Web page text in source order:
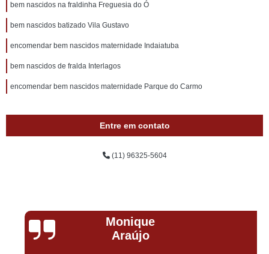
bem nascidos na fraldinha Freguesia do Ó
bem nascidos batizado Vila Gustavo
encomendar bem nascidos maternidade Indaiatuba
bem nascidos de fralda Interlagos
encomendar bem nascidos maternidade Parque do Carmo
Entre em contato
(11) 96325-5604
Monique
Araújo